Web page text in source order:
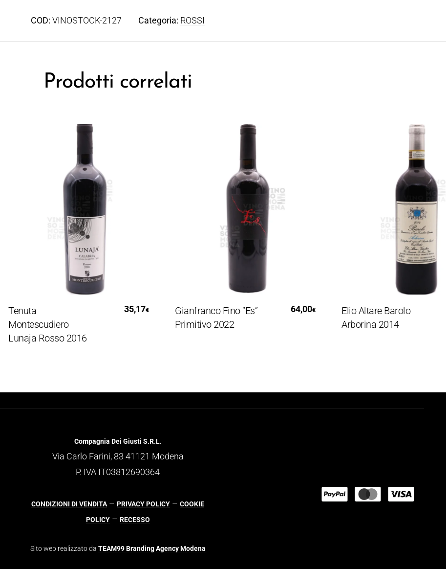
COD: VINOSTOCK-2127 Categoria: ROSSI
Prodotti correlati
Tenuta
Montescudiero
Lunaja Rosso 2016
35,17€
Gianfranco Fino “Es”
Primitivo 2022
64,00€
Elio Altare Barolo
Arborina 2014
Compagnia Dei Giusti S.R.L.
Via Carlo Farini, 83 41121 Modena
P. IVA IT03812690364
CONDIZIONI DI VENDITA– PRIVACY POLICY – COOKIE
POLICY– RECESSO
Sito web realizzato da TEAM99 Branding Agency Modena